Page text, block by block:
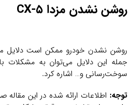
روشن نشدن مزدا CX-۵
روشن نشدن خودرو ممکن است دلایل
جمله این دلایل می‌توان به مشکلات
سوخت‌رسانی و… اشاره کرد.
توجه: اطلاعات ارائه شده در این مقاله